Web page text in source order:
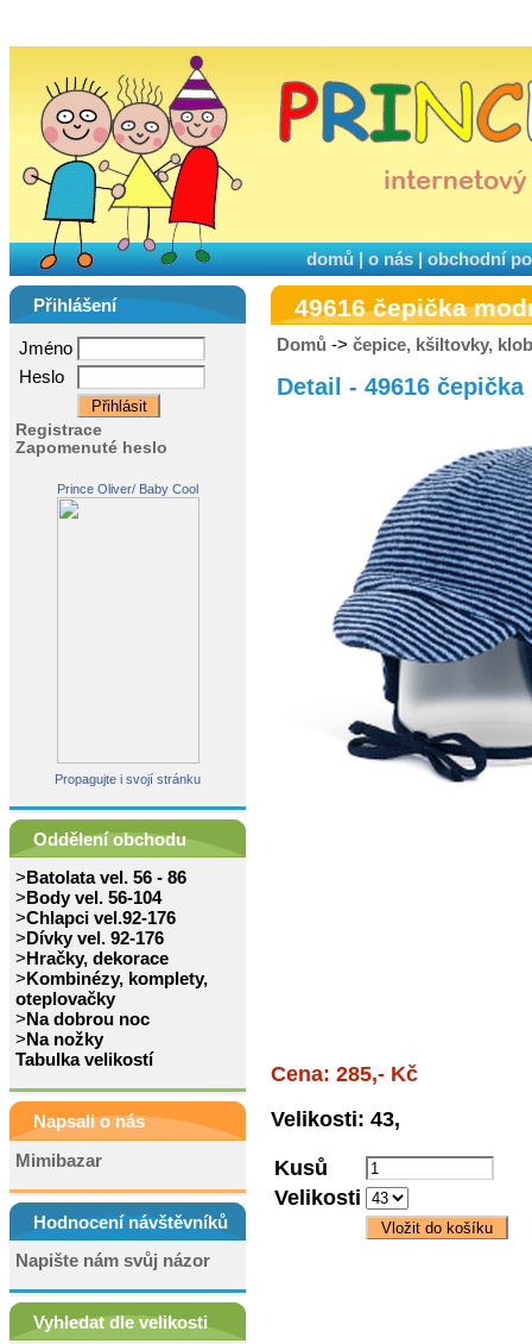
domů|o nás|obchodní
Přihlášení
Jméno
Heslo
Registrace
Zapomenuté heslo
Prince Oliver/ Baby Cool
Propagujte i svojí stránku
Oddělení obchodu
>Batolata vel. 56 - 86
>Body vel. 56-104
>Chlapci vel.92-176
>Dívky vel. 92-176
>Hračky, dekorace
>Kombinézy, komplety,
oteplovačky
>Na dobrou noc
>Na nožky
Tabulka velikostí
Napsali o nás
Mimibazar
Hodnocení návštěvníků
Napište nám svůj názor
Vyhledat dle velikosti
49616 čepička
Domů -> čepice, kšiltovky,
Detail - 49616
Cena: 285,- Kč
Velikosti: 43,
Kusů
Velikosti